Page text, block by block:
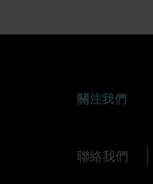
關注我們
聯絡我們